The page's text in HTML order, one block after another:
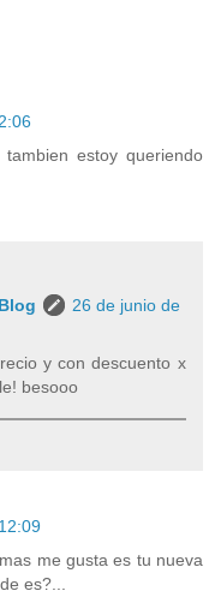
estoy queriendo
26 de junio de
y con descuento x
besooo
me gusta es tu nueva
es?...